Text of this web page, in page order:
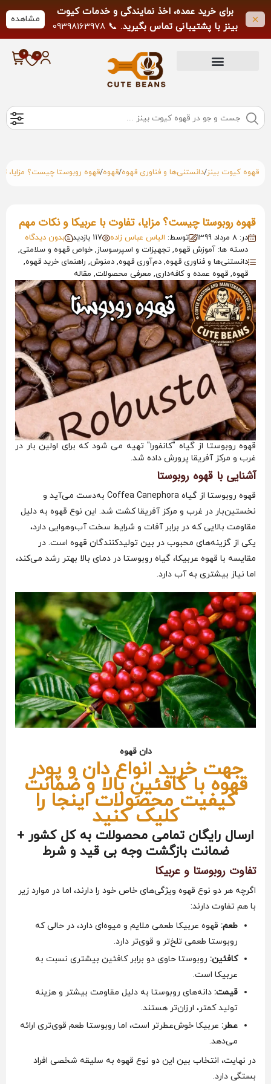
برای خرید عمده، اخذ نمایندگی و خدمات کیوت
بینز با پشتیبانی تماس بگیرید. 📞 09398163978
لطفاً از تماس خارج از ساعات کاری خودداری
فرمایید.
مشاهده
قهوه کیوت بینز/دانستنی‌ها و فناوری قهوه/قهوه/قهوه روبوستا چیست؟ مزایا،
قهوه روبوستا چیست؟ مزایا، تفاوت با عربیکا و نکات مهم
در: 8 مرداد 1399 توسط: الیاس عباس زاده 117 بازدید
بدون دیدگاه
دسته ها: آموزش قهوه, تجهیزات و اسپرسوساز, خواص قهوه و سلامتی,
دانستنی‌ها و فناوری قهوه, دم‌آوری قهوه, دمنوش, راهنمای خرید قهوه,
قهوه, قهوه عمده و کافه‌داری, معرفی محصولات, مقاله
قهوه روبوستا از گیاه "کانفورا" تهیه می شود که برای اولین بار در
غرب و مرکز آفریقا پرورش داده شد.
آشنایی با قهوه روبوستا
قهوه روبوستا از گیاه Coffea Canephora به‌دست می‌آید و
نخستین‌بار در غرب و مرکز آفریقا کشت شد. این نوع قهوه به دلیل
مقاومت بالایی که در برابر آفات و شرایط سخت آب‌و‌هوایی دارد،
یکی از گزینه‌های محبوب در بین تولیدکنندگان قهوه است. در
مقایسه با قهوه عربیکا، گیاه روبوستا در دمای بالا بهتر رشد می‌کند،
اما نیاز بیشتری به آب دارد.
دان قهوه
جهت خرید انواع دان و پودر
قهوه با کافئینِ بالا و ضمانت
کیفیت محصولات اینجا را
کلیک کنید
ارسال رایگان تمامی محصولات به کل کشور +
ضمانت بازگشت وجه بی قید و شرط
تفاوت روبوستا و عربیکا
اگرچه هر دو نوع قهوه ویژگی‌های خاص خود را دارند، اما در موارد زیر
با هم تفاوت دارند:
طعم: قهوه عربیکا طعمی ملایم و میوه‌ای دارد، در حالی که
روبوستا طعمی تلخ‌تر و قوی‌تر دارد.
کافئین: روبوستا حاوی دو برابر کافئین بیشتری نسبت به
عربیکا است.
قیمت: دانه‌های روبوستا به دلیل مقاومت بیشتر و هزینه
تولید کمتر، ارزان‌تر هستند.
عطر: عربیکا خوش‌عطرتر است، اما روبوستا طعم قوی‌تری ارائه
می‌دهد.
در نهایت، انتخاب بین این دو نوع قهوه به سلیقه شخصی افراد
بستگی دارد.